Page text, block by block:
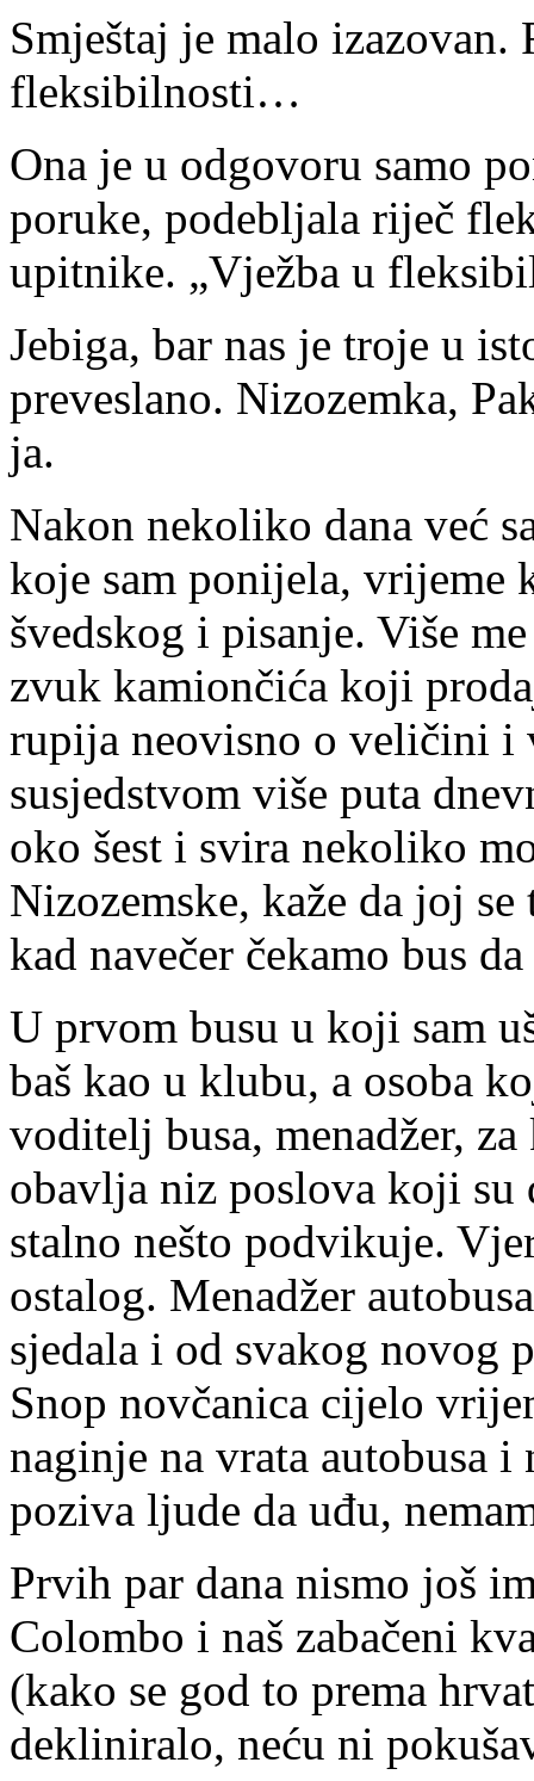
Smještaj je malo izazovan.
fleksibilnosti…
Ona je u odgovoru samo
poruke, podebljala riječ
upitnike. „Vježba u
Jebiga, bar nas je troje u
preveslano. Nizozemka,
ja.
Nakon nekoliko dana već
koje sam ponijela, vrijeme
švedskog i pisanje. Više
zvuk kamiončića koji
rupija neovisno o veličini i
susjedstvom više puta
oko šest i svira nekoliko
Nizozemske, kaže da joj
kad navečer čekamo bus
U prvom busu u koji sam
baš kao u klubu, a osoba
voditelj busa, menadžer,
obavlja niz poslova koji su
stalno nešto podvikuje.
ostalog. Menadžer
sjedala i od svakog novog
Snop novčanica cijelo
naginje na vrata autobusa
poziva ljude da uđu,
Prvih par dana nismo još
Colombo i naš zabačeni
(kako se god to prema
dekliniralo, neću ni